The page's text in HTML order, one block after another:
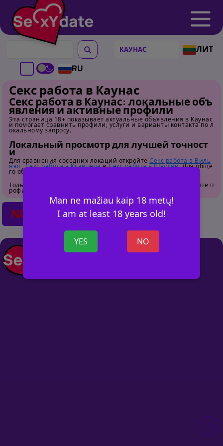
ЛИТ
RU
Man ne mažiau kaip 18 metų!
I am at least 18 years old!
YES NO
Секс работа в Каунас
Секс работа в Каунас: локальные объ
явления и активные профили
Эта страница 18+ показывает актуальные объявления в Каунас
и помогает сравнить профили, услуги и варианты контакта по л
окальному запросу.
Локальный просмотр для лучшей точност
и
Для сравнения соседних локаций откройте Секс работа в Виль
нюс,Секс работа в КлайпедаиСекс работа в Шяуляй. Для обще
го обзора перейдите на
Только для взрослых. Перед контактом внимательно изучайте п
рофили.
NO POSTS FOUND
+ ОБЪЯВ